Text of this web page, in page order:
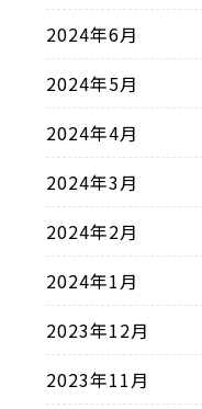
2024年6月
2024年5月
2024年4月
2024年3月
2024年2月
2024年1月
2023年12月
2023年11月